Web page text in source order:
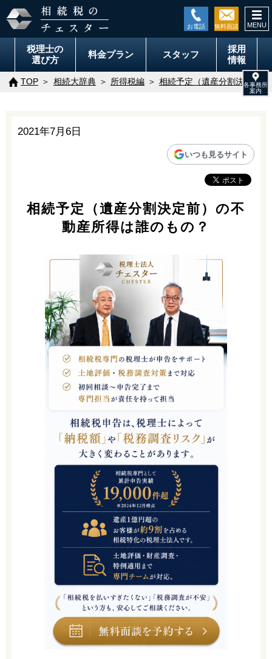
税理士の
選び方
料金プラン スタッフ
採用
情報
TOP 相続大辞典 所得税編 相続予定（遺産分割決定前
2021年7月6日
いつも見るサイト
相続予定（遺産分割決定前）の不
動産所得は誰のもの？